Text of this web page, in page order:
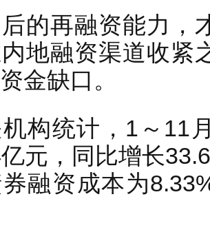
后的再融资能力
地融资渠道收紧
金缺口。
构统计，1～11
元，同比增长
融资成本为